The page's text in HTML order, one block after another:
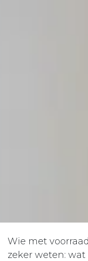
Wie met
zeker weten: